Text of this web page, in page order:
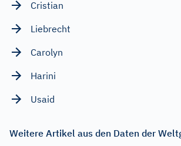
Cristian
Liebrecht
Carolyn
Harini
Usaid
Weitere Artikel aus den Daten der